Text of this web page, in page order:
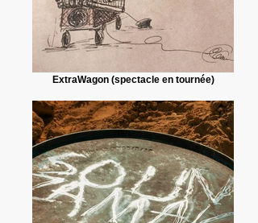
ExtraWagon (spectacle en tournée)